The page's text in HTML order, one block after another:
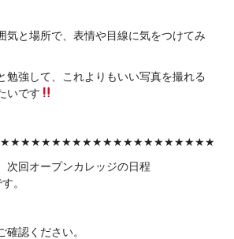
気と場所で、表情や目線に気をつけてみ
勉強して、これよりもいい写真を撮れる
いです
次回 オープンカレッジの日程
。
認ください。